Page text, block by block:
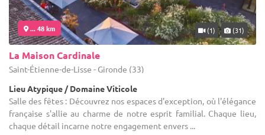
... 48 km (1) (31)
La Maison Cardinale
Saint-Étienne-de-Lisse - Gironde (33)
Lieu Atypique / Domaine Viticole
Salle des fêtes : Découvrez nos espaces d'exception, où l'élégance
française s'allie au charme de notre esprit familial. Chaque lieu,
chaque détail incarne notre engagement envers ...